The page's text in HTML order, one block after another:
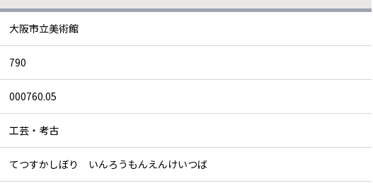
大阪市立美術館
790
000760.05
工芸・考古
てつすかしぼり いんろうもんえんけいつば